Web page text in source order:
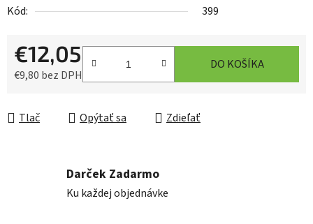
Kód:
399
€12,05
€9,80 bez DPH
DO KOŠÍKA
Tlač Opýtať sa Zdieľať
Darček Zadarmo
Ku každej objednávke